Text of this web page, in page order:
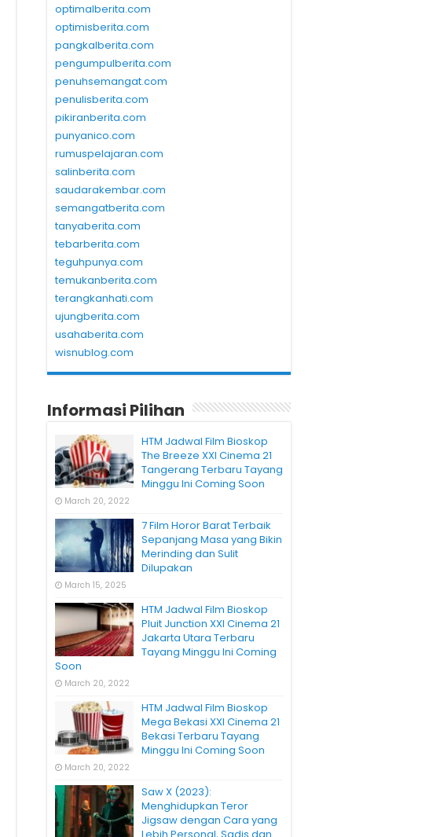
optimalberita.com
optimisberita.com
pangkalberita.com
pengumpulberita.com
penuhsemangat.com
penulisberita.com
pikiranberita.com
punyanico.com
rumuspelajaran.com
salinberita.com
saudarakembar.com
semangatberita.com
tanyaberita.com
tebarberita.com
teguhpunya.com
temukanberita.com
terangkanhati.com
ujungberita.com
usahaberita.com
wisnublog.com
Informasi Pilihan
HTM Jadwal Film Bioskop
The Breeze XXI Cinema 21
Tangerang Terbaru Tayang
Minggu Ini Coming Soon
March 20, 2022
7 Film Horor Barat Terbaik
Sepanjang Masa yang Bikin
Merinding dan Sulit
Dilupakan
March 15, 2025
HTM Jadwal Film Bioskop
Pluit Junction XXI Cinema 21
Jakarta Utara Terbaru
Tayang Minggu Ini Coming
Soon
March 20, 2022
HTM Jadwal Film Bioskop
Mega Bekasi XXI Cinema 21
Bekasi Terbaru Tayang
Minggu Ini Coming Soon
March 20, 2022
Saw X (2023):
Menghidupkan Teror
Jigsaw dengan Cara yang
Lebih Personal, Sadis dan